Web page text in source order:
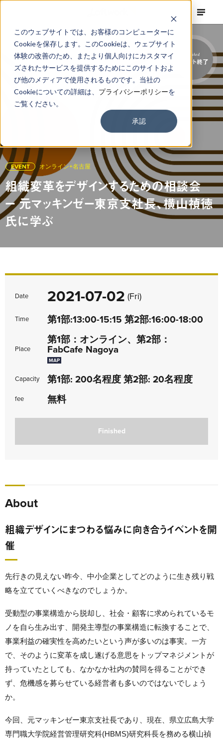
このウェブサイトでは、お客様のコンピューターに
Cookieを保存します。このCookieは、ウェブサイト
体験の改善のため、またより個人向けにカスタマイ
ズされたサービスを提供するためにこのサイトおよ
び他のメディアで使用されるものです。当社の
Cookieについての詳細は、 プライバシーポリシーを
ご覧ください。
承認
EVENT オンライン+名古屋
組織変革をデザインするための相談会
ー 元マッキンゼー東京支社長、横山禎徳
氏に学ぶ
Finished
イベント終了
Date 2021-07-02 (Fri)
Time 第1部:13:00-15:15 第2部:16:00-18:00
Place
第1部：オンライン、第2部：
FabCafe Nagoya
MAP
Capacity 第1部: 200名程度 第2部: 20名程度
fee 無料
Finished
About
組織デザインにまつわる悩みに向き合うイベントを開
催
先行きの見えない昨今、中小企業としてどのように生き残り戦
略を立てていくべきなのでしょうか。
受動型の事業構造から脱却し、社会・顧客に求められているモ
ノを自ら生み出す、開発主導型の事業構造に転換することで、
事業利益の確実性を高めたいという声が多いのは事実。一方
で、そのように変革を成し遂げる意思をトップマネジメントが
持っていたとしても、なかなか社内の賛同を得ることができ
ず、危機感を募らせている経営者も多いのではないでしょう
か。
今回、元マッキンゼー東京支社長であり、現在、県立広島大学
専門職大学院経営管理研究科(HBMS)研究科長を務める横山禎